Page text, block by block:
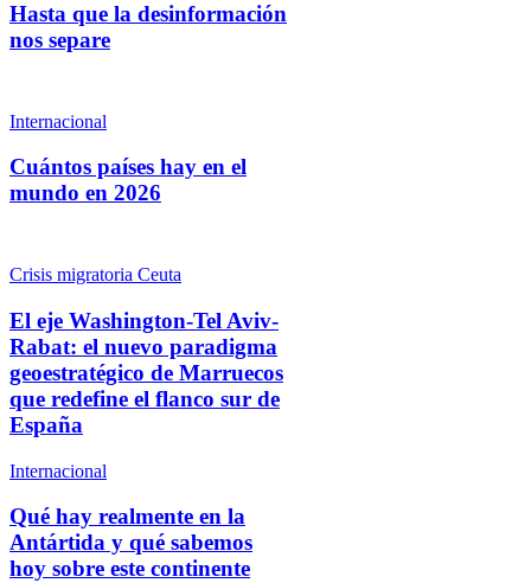
Hasta que la desinformación
nos separe
Internacional
Cuántos países hay en el
mundo en 2026
Crisis migratoria Ceuta
El eje Washington-Tel Aviv-
Rabat: el nuevo paradigma
geoestratégico de Marruecos
que redefine el flanco sur de
España
Internacional
Qué hay realmente en la
Antártida y qué sabemos
hoy sobre este continente